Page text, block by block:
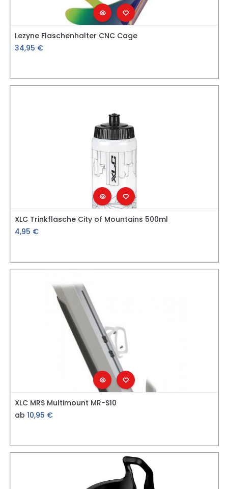
Lezyne Flaschenhalter CNC Cage
34,95 €
XLC Trinkflasche City of Mountains 500ml
4,95 €
XLC MRS Multimount MR-S10
ab 10,95 €